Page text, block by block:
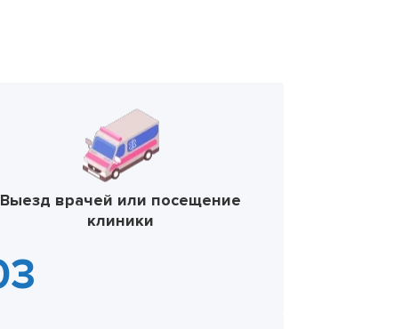
Выезд врачей или посещение
клиники